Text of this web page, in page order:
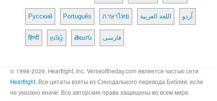
Русский Português ภาษาไทย اللغة العربية اُردو
हिन्दी தமிழ் తెలుగు فارسی
© 1998-2026, Heartlight, Inc. Verseoftheday.com является частью сети
Heartlight. Все цитаты взяты из Синодального перевода Библии, если
не указано иначе. Все авторские права защищены во всем мире.